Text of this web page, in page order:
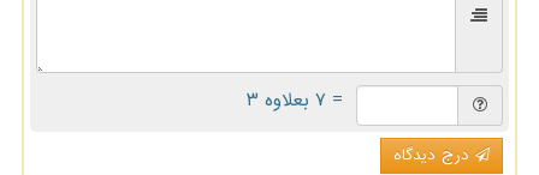
= ۷ بعلاوه ۳
درج دیدگاه